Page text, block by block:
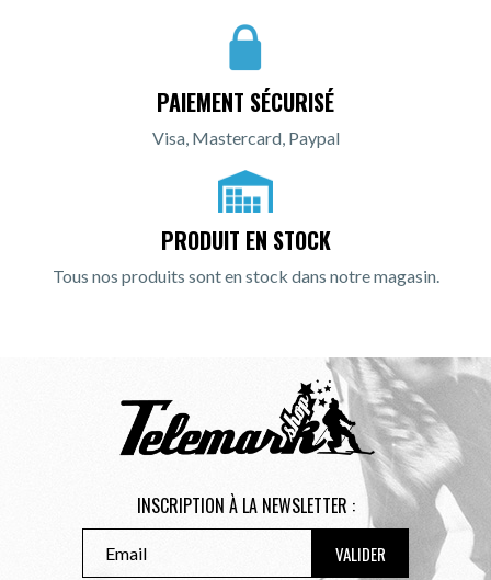
PAIEMENT SÉCURISÉ
Visa, Mastercard, Paypal
PRODUIT EN STOCK
Tous nos produits sont en stock dans notre magasin.
INSCRIPTION À LA NEWSLETTER :